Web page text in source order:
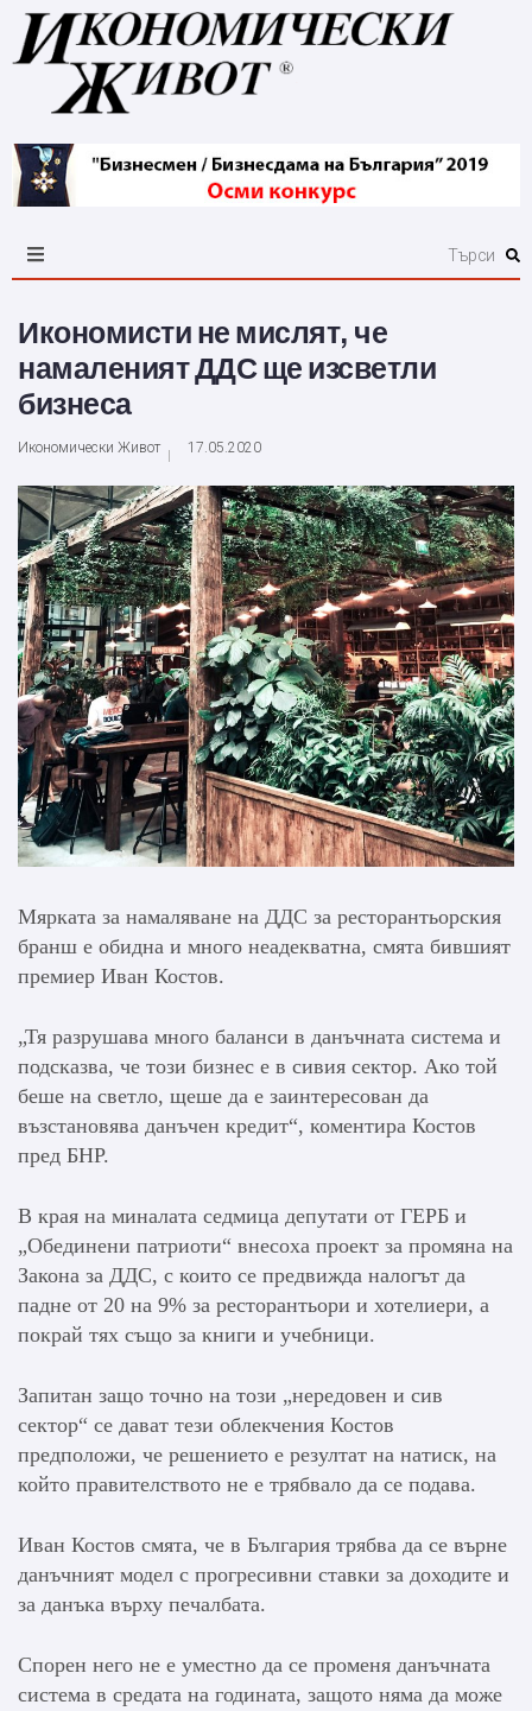
Икономисти не мислят, че
намаленият ДДС ще изсветли
бизнеса
Икономически Живот 17.05.2020
Мярката за намаляване на ДДС за ресторантьорския
бранш е обидна и много неадекватна, смята бившият
премиер Иван Костов.
„Тя разрушава много баланси в данъчната система и
подсказва, че този бизнес е в сивия сектор. Ако той
беше на светло, щеше да е заинтересован да
възстановява данъчен кредит“, коментира Костов
пред БНР.
В края на миналата седмица депутати от ГЕРБ и
„Обединени патриоти“ внесоха проект за промяна на
Закона за ДДС, с които се предвижда налогът да
падне от 20 на 9% за ресторантьори и хотелиери, а
покрай тях също за книги и учебници.
Запитан защо точно на този „нередовен и сив
сектор“ се дават тези облекчения Костов
предположи, че решението е резултат на натиск, на
който правителството не е трябвало да се подава.
Иван Костов смята, че в България трябва да се върне
данъчният модел с прогресивни ставки за доходите и
за данъка върху печалбата.
Спорен него не е уместно да се променя данъчната
система в средата на годината, защото няма да може